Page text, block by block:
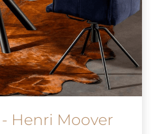
Henri Moover